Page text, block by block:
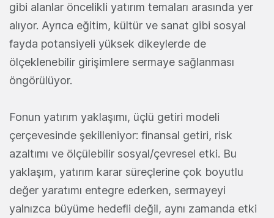
gibi alanlar öncelikli yatırım temaları arasında yer
alıyor. Ayrıca eğitim, kültür ve sanat gibi sosyal
fayda potansiyeli yüksek dikeylerde de
ölçeklenebilir girişimlere sermaye sağlanması
öngörülüyor.
Fonun yatırım yaklaşımı, üçlü getiri modeli
çerçevesinde şekilleniyor: finansal getiri, risk
azaltımı ve ölçülebilir sosyal/çevresel etki. Bu
yaklaşım, yatırım karar süreçlerine çok boyutlu
değer yaratımı entegre ederken, sermayeyi
yalnızca büyüme hedefli değil, aynı zamanda etki